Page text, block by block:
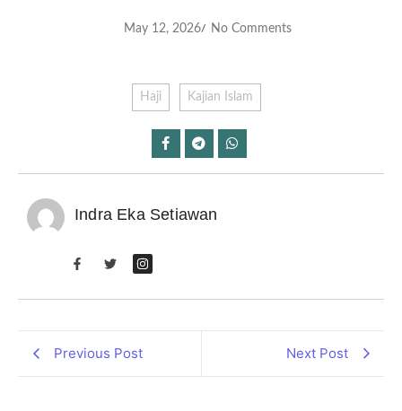
May 12, 2026/ No Comments
Haji Kajian Islam
Indra Eka Setiawan
Previous Post Next Post